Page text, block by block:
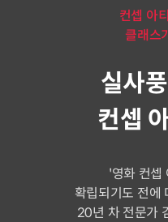
컨셉 아
클래스
실사
컨셉
'영화 컨셉
확립되기도 전에
20년 차 전문가